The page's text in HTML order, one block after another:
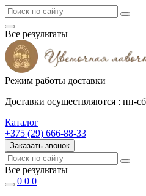
Все результаты
Режим работы доставки
Доставки осуществляются : пн-
Каталог
+375 (29) 666-88-33
Заказать звонок
Все результаты
0 0 0